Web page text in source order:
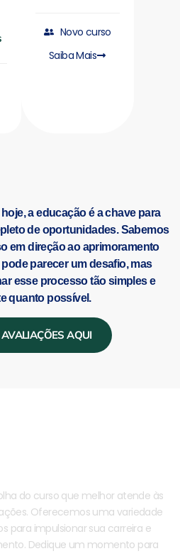
Novo curso
Saiba Mais
a educação é a chave para
de oportunidades. Sabemos
em direção ao aprimoramento
parecer um desafio, mas
esse processo tão simples e
quanto possível.
AQUI
do curso que melhor atende às
Oferecemos uma variedade
para impulsionar sua carreira e
Dedique um momento para